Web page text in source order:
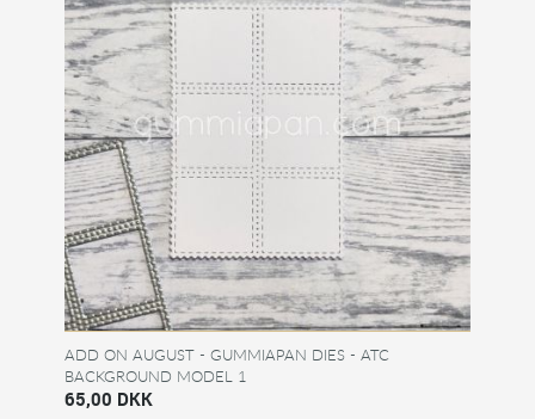
ADD ON AUGUST - GUMMIAPAN DIES - ATC
BACKGROUND MODEL 1
65,00 DKK